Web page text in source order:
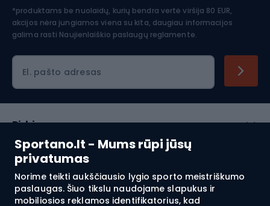
Sportano.lt - Mums rūpi jūsų
privatumas
Norime teikti aukščiausio lygio sporto meistriškumo
paslaugas. Šiuo tikslu naudojame slapukus ir
mobiliosios reklamos identifikatorius, kad
*produktams be nuolaidų, kurių bendra vertė viršija 80 EUR,
akcijos nėra jungiamos viena su kita, daugiau informacijos
galima rasti Naujienlaiškio paslaugų reglamente.
El. pašto adresas
Pirkimas
Klientų aptarnavimas
Reglamentai